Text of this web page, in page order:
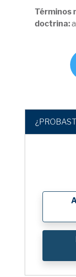
Términos
doctrina: